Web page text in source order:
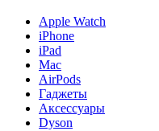
Apple Watch
iPhone
iPad
Mac
AirPods
Гаджеты
Аксессуары
Dyson